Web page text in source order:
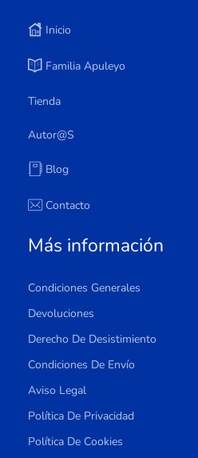
Inicio
Familia Apuleyo
Tienda
Autor@s
Blog
Contacto
Más información
Condiciones Generales
Devoluciones
Derecho De Desistimiento
Condiciones De Envío
Aviso Legal
Política De Privacidad
Política De Cookies